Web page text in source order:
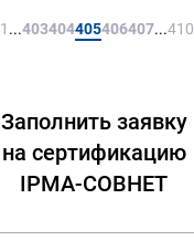
Заполнить заявку
на сертификацию
IPMA-СОВНЕТ
1 ...403404405406407...410